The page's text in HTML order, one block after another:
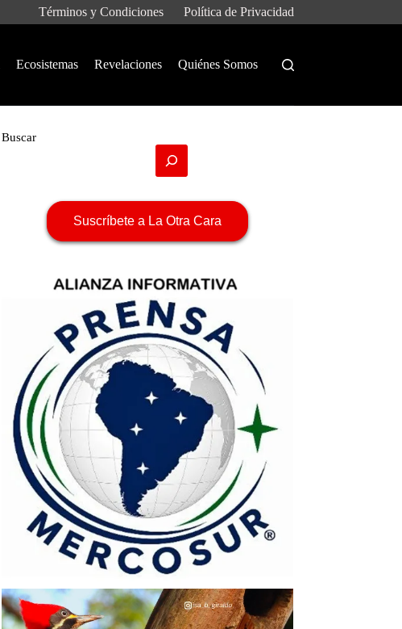
Términos y Condiciones Política de Privacidad
Ecosistemas Revelaciones Quiénes Somos
Buscar
Suscríbete a La Otra Cara